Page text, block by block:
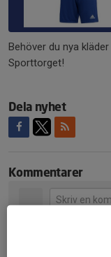
Behöver du nya
Sporttorget!
Dela nyhet
Kommentarer